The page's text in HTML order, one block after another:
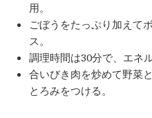
用。
ごぼうをたっぷり加えて
ス。
調理時間は30分で、エネ
合いびき肉を炒めて野菜
とろみをつける。